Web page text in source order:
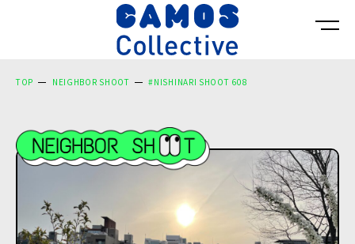
TOP NEIGHBOR SHOOT #NISHINARI SHOOT 608